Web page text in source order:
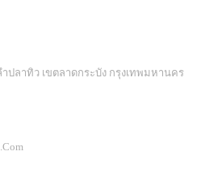
ปลาทิว เขตลาดกระบัง กรุงเทพมหานคร